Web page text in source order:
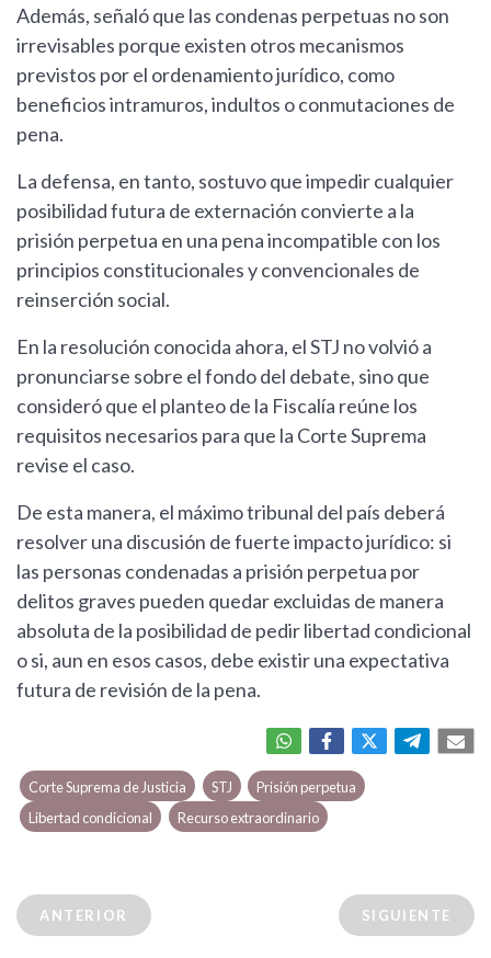
Además, señaló que las condenas perpetuas no son
irrevisables porque existen otros mecanismos
previstos por el ordenamiento jurídico, como
beneficios intramuros, indultos o conmutaciones de
pena.
La defensa, en tanto, sostuvo que impedir cualquier
posibilidad futura de externación convierte a la
prisión perpetua en una pena incompatible con los
principios constitucionales y convencionales de
reinserción social.
En la resolución conocida ahora, el STJ no volvió a
pronunciarse sobre el fondo del debate, sino que
consideró que el planteo de la Fiscalía reúne los
requisitos necesarios para que la Corte Suprema
revise el caso.
De esta manera, el máximo tribunal del país deberá
resolver una discusión de fuerte impacto jurídico: si
las personas condenadas a prisión perpetua por
delitos graves pueden quedar excluidas de manera
absoluta de la posibilidad de pedir libertad condicional
o si, aun en esos casos, debe existir una expectativa
futura de revisión de la pena.
Corte Suprema de Justicia STJ
Prisión perpetua
Libertad condicional
Recurso extraordinario
ANTERIOR SIGUIENTE